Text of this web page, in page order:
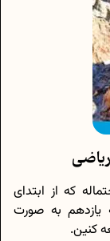
که از ابتدای
یازدهم به صورت
کنین.